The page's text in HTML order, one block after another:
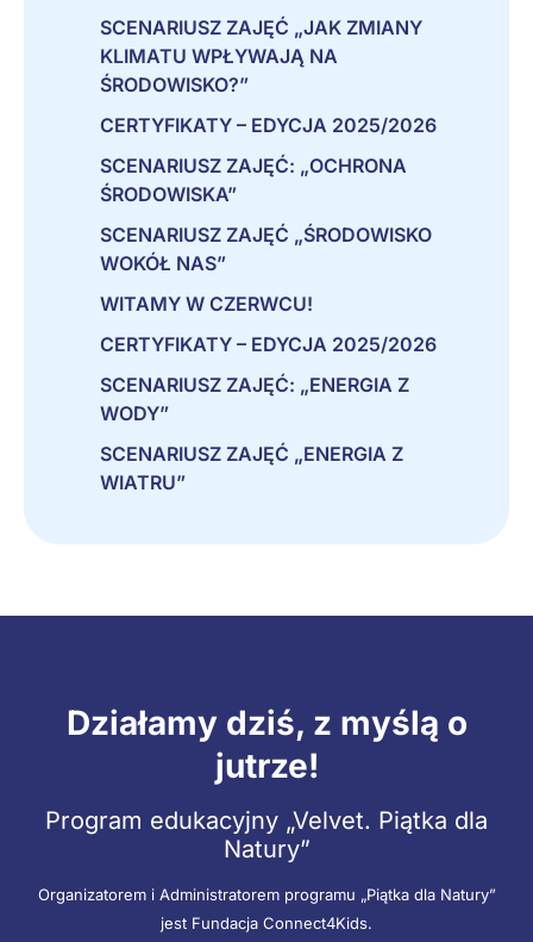
SCENARIUSZ ZAJĘĆ „JAK ZMIANY
KLIMATU WPŁYWAJĄ NA
ŚRODOWISKO?”
CERTYFIKATY – EDYCJA 2025/2026
SCENARIUSZ ZAJĘĆ: „OCHRONA
ŚRODOWISKA”
SCENARIUSZ ZAJĘĆ „ŚRODOWISKO
WOKÓŁ NAS”
WITAMY W CZERWCU!
CERTYFIKATY – EDYCJA 2025/2026
SCENARIUSZ ZAJĘĆ: „ENERGIA Z
WODY”
SCENARIUSZ ZAJĘĆ „ENERGIA Z
WIATRU”
Działamy dziś, z myślą o
jutrze!
Program edukacyjny „Velvet. Piątka dla
Natury”
Organizatorem i Administratorem programu „Piątka dla Natury”
jest Fundacja Connect4Kids.